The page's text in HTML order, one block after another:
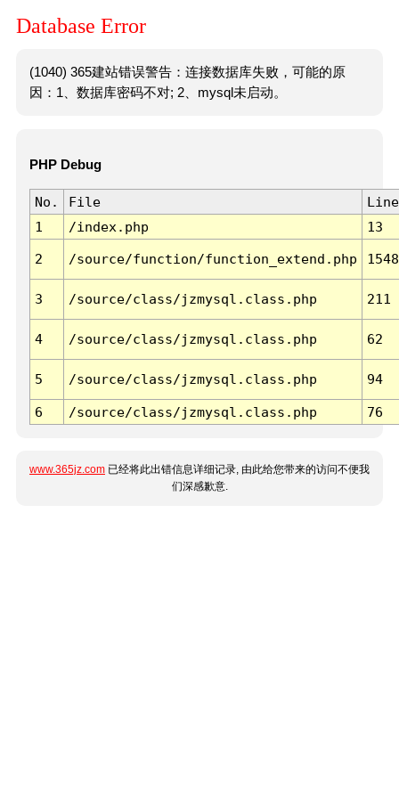
Database Error
(1040) 365建站错误警告：连接数据库失败，可能的原
因：1、数据库密码不对; 2、mysql未启动。
PHP Debug
No. File
Line
1
/index.php 13
2 /source/function/function_extend.php 1548
3 /source/class/jzmysql.class.php 211
4 /source/class/jzmysql.class.php 62
5 /source/class/jzmysql.class.php 94
6 /source/class/jzmysql.class.php 76
www.365jz.com 已经将此出错信息详细记录, 由此给您带来的访问不便我
们深感歉意.